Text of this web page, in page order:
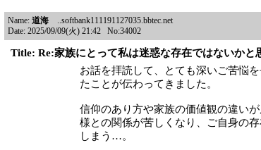
Name: 道海 ..softbank111191127035.bbtec.net
Date: 2025/09/09(火) 21:42 No:34002
Title: Re:家族にとって私は迷惑な存在ではないかと
お話を拝読して、とても深いご苦悩
たことが伝わってきました。
信仰のあり方や家族の価値観の違い
様との関係が苦しくなり、ご自身の
しまう…。